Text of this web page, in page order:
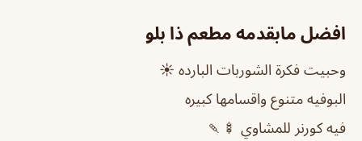
افضل مابقدمه مطعم ذا بلو
وحبيت فكرة الشوربات البارده ☀️
البوفيه متنوع واقسامها كبيره
فيه كورنر للمشاوي 🍢🍡